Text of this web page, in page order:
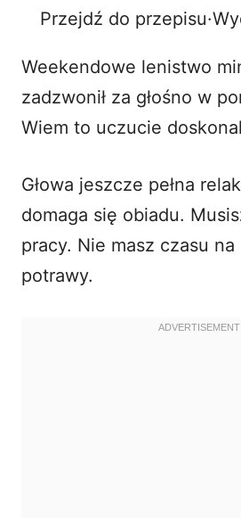
y
V
i
e
Przejdź do przepisu·
Weekendowe lenistwo
zadzwonił za głośno w
Wiem to uczucie
Głowa jeszcze pełna
domaga się obiadu.
pracy. Nie masz czasu
potrawy.